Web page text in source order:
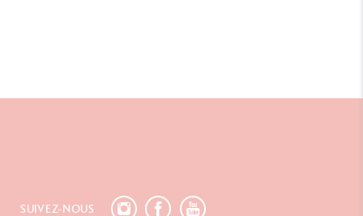
SUIVEZ-NOUS